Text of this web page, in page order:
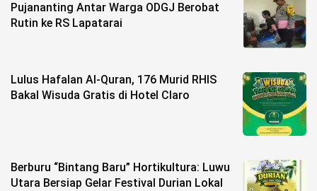
Pujananting Antar Warga ODGJ Berobat
Rutin ke RS Lapatarai
Lulus Hafalan Al-Quran, 176 Murid RHIS
Bakal Wisuda Gratis di Hotel Claro
Berburu “Bintang Baru” Hortikultura: Luwu
Utara Bersiap Gelar Festival Durian Lokal